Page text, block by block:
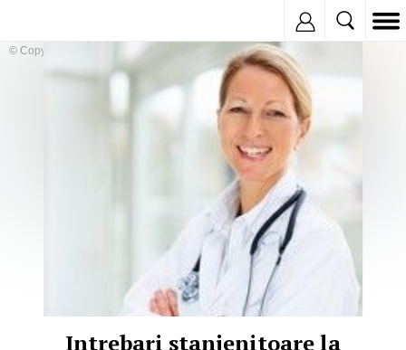
© Copyright:
Intrebari stanjenitoare la